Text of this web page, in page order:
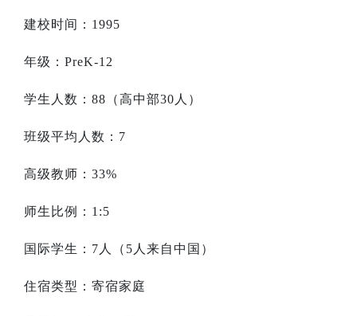
建校时间： 1995
年级： PreK-12
学生人数： 88 （高中部30 人）
班级平均人数： 7
高级教师： 33%
师生比例： 1:5
国际学生： 7 人（ 5 人来自中国）
住宿类型：寄宿家庭